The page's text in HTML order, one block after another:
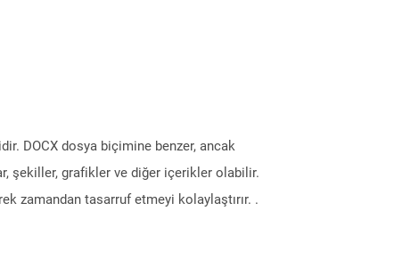
DOCX dosya biçimine benzer, ancak
şekiller, grafikler ve diğer içerikler olabilir.
zamandan tasarruf etmeyi kolaylaştırır. .